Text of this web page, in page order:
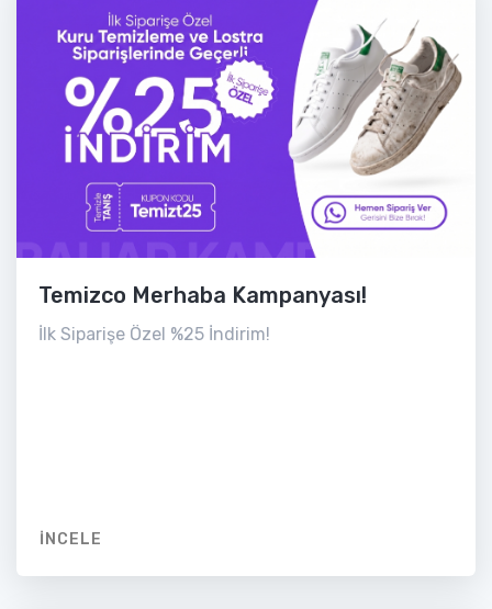
Temizco Merhaba Kampanyası!
İlk Siparişe Özel %25 İndirim!
İNCELE